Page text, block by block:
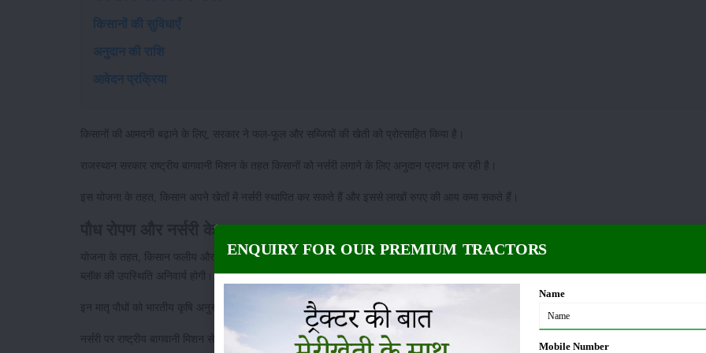
किसानों की सुविधाएँ
अनुदान की राशि
आवेदन प्रक्रिया
किसानों की आमदनी बढ़ाने के लिए, सरकार ने फल-फूल और सब्जियों की खेती को प्रोत्साहित किया है।
राजस्थान सरकार राष्ट्रीय बागवानी मिशन के तहत किसानों को नर्सरी लगाने के लिए अनुदान प्रदान कर रही है।
इस योजना के तहत, किसान अपने खेतों में नर्सरी स्थापित कर सकते हैं और इससे लाखों रुपए की आय कमा सकते हैं।
पौध रोपण और नर्सरी के मानक
योजना के तहत, किसान फलीय और बहुफलीय पौधे लगा सकते हैं। प्रस्ताव में फलों और किस्मों के नाम स्पष्ट रूप से दर्ज करने होंगे। नर्सरी में उच्च गुणवत्ता वाले पौधों के
ब्लॉक की उपस्थिति अनिवार्य होगी।
इन मातृ पौधों को भारतीय कृषि अनुसंधान संस्थान, कृषि विश्वविद्यालयों, और राज्य के अनुसंधान केन्द्रों से प्राप्त किया जाना चाहिए।
नर्सरी पर राष्ट्रीय बागवानी मिशन से अनुदानित बोर्ड लगाना होगा, जिसमें स्थापना का वर्ष, कुल लागत और मातृ वृक्षों की किस्म की जानकारी होनी चाहिए।
ENQUIRY FOR OUR PREMIUM TRACTORS
Name
Mobile Number